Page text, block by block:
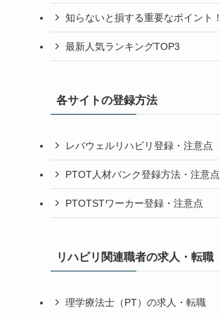
知らないと損する重要なポイント！
最新人気ランキングTOP3
各サイトの登録方法
レバウェルリハビリ登録・注意点
PTOT人材バンク登録方法・注意点
PTOTSTワーカー登録・注意点
リハビリ関連職者の求人・転職
理学療法士（PT）の求人・転職